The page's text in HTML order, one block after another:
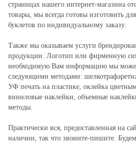
страницах нашего интернет-магазина
товары, мы всегда готовы изготовить
буклетов по индивидуальному заказу.
Также мы оказываем услуги
продукции. Логотип или фирменную
необходимую Вам информацию мы
следующими методами:
УФ печать на пластике, оклейка
виниловые наклейки, объемные
методы.
Практически вся, предоставленная на
наличии, так что звоните-пишите.